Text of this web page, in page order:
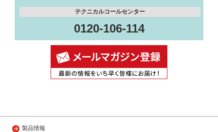
テクニカルコールセンター
0120-106-114
製品情報